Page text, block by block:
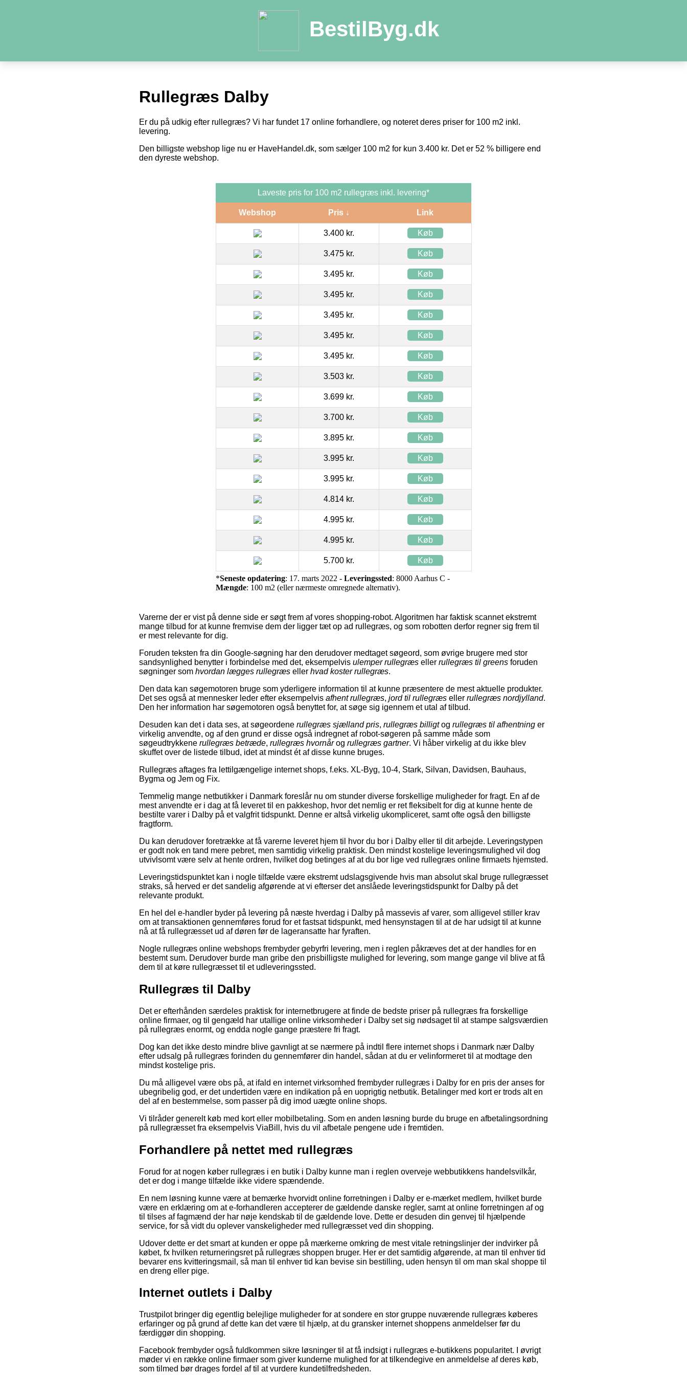
BestilByg.dk
Rullegræs Dalby
Er du på udkig efter rullegræs? Vi har fundet 17 online forhandlere, og noteret deres priser for 100 m2 inkl.
levering.
Den billigste webshop lige nu er HaveHandel.dk, som sælger 100 m2 for kun 3.400 kr. Det er 52 % billigere end
den dyreste webshop.
Laveste pris for 100 m2 rullegræs inkl. levering*
Webshop Pris ↓ Link
3.400 kr. Køb
3.475 kr. Køb
3.495 kr. Køb
3.495 kr. Køb
3.495 kr. Køb
3.495 kr. Køb
3.495 kr. Køb
3.503 kr. Køb
3.699 kr. Køb
3.700 kr. Køb
3.895 kr. Køb
3.995 kr. Køb
3.995 kr. Køb
4.814 kr. Køb
4.995 kr. Køb
4.995 kr. Køb
5.700 kr. Køb
*Seneste opdatering: 17. marts 2022 - Leveringssted: 8000 Aarhus C -
Mængde: 100 m2 (eller nærmeste omregnede alternativ).
Varerne der er vist på denne side er søgt frem af vores shopping-robot. Algoritmen har faktisk scannet ekstremt
mange tilbud for at kunne fremvise dem der ligger tæt op ad rullegræs, og som robotten derfor regner sig frem til
er mest relevante for dig.
Foruden teksten fra din Google-søgning har den derudover medtaget søgeord, som øvrige brugere med stor
sandsynlighed benytter i forbindelse med det, eksempelvis ulemper rullegræs eller rullegræs til greens foruden
søgninger som hvordan lægges rullegræs eller hvad koster rullegræs.
Den data kan søgemotoren bruge som yderligere information til at kunne præsentere de mest aktuelle produkter.
Det ses også at mennesker leder efter eksempelvis afhent rullegræs, jord til rullegræs eller rullegræs nordjylland.
Den her information har søgemotoren også benyttet for, at søge sig igennem et utal af tilbud.
Desuden kan det i data ses, at søgeordene rullegræs sjælland pris, rullegræs billigtog rullegræs til afhentning er
virkelig anvendte, og af den grund er disse også indregnet af robot-søgeren på samme måde som
søgeudtrykkene rullegræs betræde, rullegræs hvornårog rullegræs gartner. Vi håber virkelig at du ikke blev
skuffet over de listede tilbud, idet at mindst ét af disse kunne bruges.
Rullegræs aftages fra lettilgængelige internet shops, f.eks. XL-Byg, 10-4, Stark, Silvan, Davidsen, Bauhaus,
Bygma og Jem og Fix.
Temmelig mange netbutikker i Danmark foreslår nu om stunder diverse forskellige muligheder for fragt. En af de
mest anvendte er i dag at få leveret til en pakkeshop, hvor det nemlig er ret fleksibelt for dig at kunne hente de
bestilte varer i Dalby på et valgfrit tidspunkt. Denne er altså virkelig ukompliceret, samt ofte også den billigste
fragtform.
Du kan derudover foretrække at få varerne leveret hjem til hvor du bor i Dalby eller til dit arbejde. Leveringstypen
er godt nok en tand mere pebret, men samtidig virkelig praktisk. Den mindst kostelige leveringsmulighed vil dog
utvivlsomt være selv at hente ordren, hvilket dog betinges af at du bor lige ved rullegræs online firmaets hjemsted.
Leveringstidspunktet kan i nogle tilfælde være ekstremt udslagsgivende hvis man absolut skal bruge rullegræsset
straks, så herved er det sandelig afgørende at vi efterser det anslåede leveringstidspunkt for Dalby på det
relevante produkt.
En hel del e-handler byder på levering på næste hverdag i Dalby på massevis af varer, som alligevel stiller krav
om at transaktionen gennemføres forud for et fastsat tidspunkt, med hensynstagen til at de har udsigt til at kunne
nå at få rullegræsset ud af døren før de lageransatte har fyraften.
Nogle rullegræs online webshops frembyder gebyrfri levering, men i reglen påkræves det at der handles for en
bestemt sum. Derudover burde man gribe den prisbilligste mulighed for levering, som mange gange vil blive at få
dem til at køre rullegræsset til et udleveringssted.
Rullegræs til Dalby
Det er efterhånden særdeles praktisk for internetbrugere at finde de bedste priser på rullegræs fra forskellige
online firmaer, og til gengæld har utallige online virksomheder i Dalby set sig nødsaget til at stampe salgsværdien
på rullegræs enormt, og endda nogle gange præstere fri fragt.
Dog kan det ikke desto mindre blive gavnligt at se nærmere på indtil flere internet shops i Danmark nær Dalby
efter udsalg på rullegræs forinden du gennemfører din handel, sådan at du er velinformeret til at modtage den
mindst kostelige pris.
Du må alligevel være obs på, at ifald en internet virksomhed frembyder rullegræs i Dalby for en pris der anses for
ubegribelig god, er det undertiden være en indikation på en uoprigtig netbutik. Betalinger med kort er trods alt en
del af en bestemmelse, som passer på dig imod uægte online shops.
Vi tilråder generelt køb med kort eller mobilbetaling. Som en anden løsning burde du bruge en afbetalingsordning
på rullegræsset fra eksempelvis ViaBill, hvis du vil afbetale pengene ude i fremtiden.
Forhandlere på nettet med rullegræs
Forud for at nogen køber rullegræs i en butik i Dalby kunne man i reglen overveje webbutikkens handelsvilkår,
det er dog i mange tilfælde ikke videre spændende.
En nem løsning kunne være at bemærke hvorvidt online forretningen i Dalby er e-mærket medlem, hvilket burde
være en erklæring om at e-forhandleren accepterer de gældende danske regler, samt at online forretningen af og
til tilses af fagmænd der har nøje kendskab til de gældende love. Dette er desuden din genvej til hjælpende
service, for så vidt du oplever vanskeligheder med rullegræsset ved din shopping.
Udover dette er det smart at kunden er oppe på mærkerne omkring de mest vitale retningslinjer der indvirker på
købet, fx hvilken returneringsret på rullegræs shoppen bruger. Her er det samtidig afgørende, at man til enhver tid
bevarer ens kvitteringsmail, så man til enhver tid kan bevise sin bestilling, uden hensyn til om man skal shoppe til
en dreng eller pige.
Internet outlets i Dalby
Trustpilot bringer dig egentlig belejlige muligheder for at sondere en stor gruppe nuværende rullegræs køberes
erfaringer og på grund af dette kan det være til hjælp, at du gransker internet shoppens anmeldelser før du
færdiggør din shopping.
Facebook frembyder også fuldkommen sikre løsninger til at få indsigt i rullegræs e-butikkens popularitet. I øvrigt
møder vi en række online firmaer som giver kunderne mulighed for at tilkendegive en anmeldelse af deres køb,
som tilmed bør drages fordel af til at vurdere kundetilfredsheden.